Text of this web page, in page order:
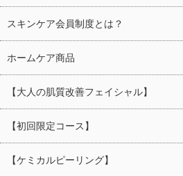
スキンケア会員制度とは？
ホームケア商品
【大人の肌質改善フェイシャル】
【初回限定コース】
【ケミカルピーリング】